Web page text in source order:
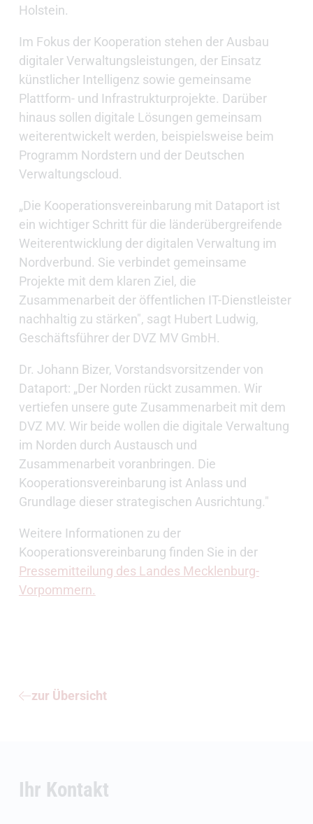
Holstein.
Im Fokus der Kooperation stehen der Ausbau
digitaler Verwaltungsleistungen, der Einsatz
künstlicher Intelligenz sowie gemeinsame
Plattform- und Infrastrukturprojekte. Darüber
hinaus sollen digitale Lösungen gemeinsam
weiterentwickelt werden, beispielsweise beim
Programm Nordstern und der Deutschen
Verwaltungscloud.
„Die Kooperationsvereinbarung mit Dataport ist
ein wichtiger Schritt für die länderübergreifende
Weiterentwicklung der digitalen Verwaltung im
Nordverbund. Sie verbindet gemeinsame
Projekte mit dem klaren Ziel, die
Zusammenarbeit der öffentlichen IT-Dienstleister
nachhaltig zu stärken", sagt Hubert Ludwig,
Geschäftsführer der DVZ MV GmbH.
Dr. Johann Bizer, Vorstandsvorsitzender von
Dataport: „Der Norden rückt zusammen. Wir
vertiefen unsere gute Zusammenarbeit mit dem
DVZ MV. Wir beide wollen die digitale Verwaltung
im Norden durch Austausch und
Zusammenarbeit voranbringen. Die
Kooperationsvereinbarung ist Anlass und
Grundlage dieser strategischen Ausrichtung."
Weitere Informationen zu der
Kooperationsvereinbarung finden Sie in der
Pressemitteilung des Landes Mecklenburg-
Vorpommern.
zur Übersicht
Ihr Kontakt